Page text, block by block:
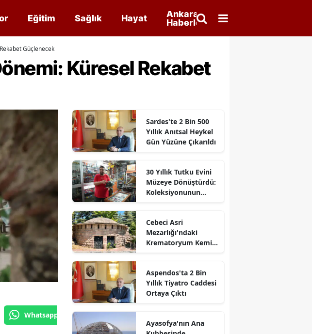
Eğitim Sağlık Hayat
Ankara
Haberleri
Güçlenecek
Küresel Rekabet
Whatsapp'tan Gönder
Sardes'te 2 Bin 500
Yıllık Anıtsal Heykel
Gün Yüzüne Çıkarıldı
30 Yıllık Tutku Evini
Müzeye Dönüştürdü:
Koleksiyonunun
Cebeci Asri
Mezarlığı'ndaki
Krematoryum Kemik
Aspendos'ta 2 Bin
Yıllık Tiyatro Caddesi
Ortaya Çıktı
Ayasofya'nın Ana